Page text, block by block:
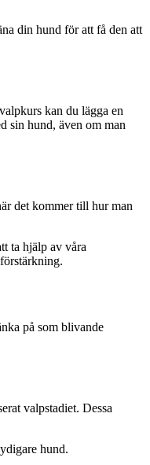
din hund för att få den att
kan du lägga en
sin hund, även om man
det kommer till hur man
ta hjälp av våra
på som blivande
valpstadiet. Dessa
hund.